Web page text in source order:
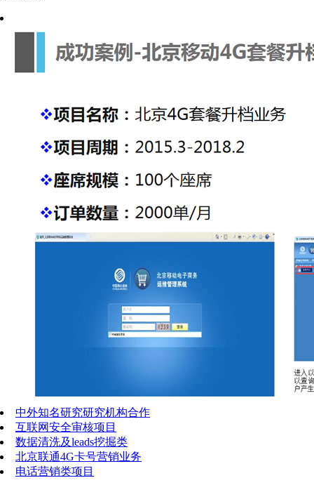
中外知名研究研究机构合作
互联网安全审核项目
数据清洗及leads挖掘类
北京联通4G卡号营销业务
电话营销类项目